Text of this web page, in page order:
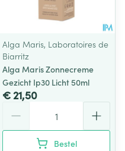
Alga Maris, Laboratoires de
Biarritz
Alga Maris Zonnecreme
Gezicht Ip30 Licht 50ml
€ 21,50
Bestel